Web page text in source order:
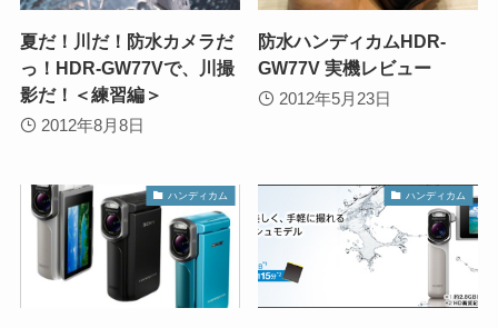
夏だ！川だ！防水カメラだ
っ！HDR-GW77Vで、川撮
影だ！＜練習編＞
2012年8月8日
防水ハンディカムHDR-
GW77V 実機レビュー
2012年5月23日
ハンディカム ハンディカム